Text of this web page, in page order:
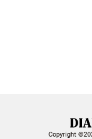
Copyright